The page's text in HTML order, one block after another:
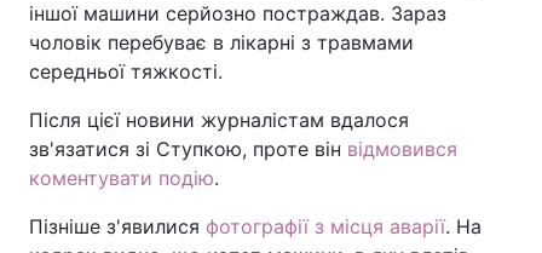
іншої машини серйозно постраждав. Зараз
чоловік перебуває в лікарні з травмами
середньої тяжкості.
Після цієї новини журналістам вдалося
зв'язатися зі Ступкою, проте він відмовився
коментувати подію.
Пізніше з'явилися фотографії з місця аварії. На